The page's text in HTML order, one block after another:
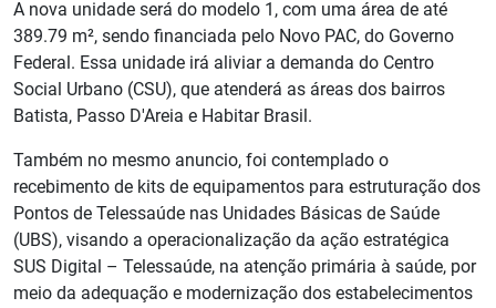
A nova unidade será do modelo 1, com uma área de até
389.79 m², sendo financiada pelo Novo PAC, do Governo
Federal. Essa unidade irá aliviar a demanda do Centro
Social Urbano (CSU), que atenderá as áreas dos bairros
Batista, Passo D'Areia e Habitar Brasil.
Também no mesmo anuncio, foi contemplado o
recebimento de kits de equipamentos para estruturação dos
Pontos de Telessaúde nas Unidades Básicas de Saúde
(UBS), visando a operacionalização da ação estratégica
SUS Digital – Telessaúde, na atenção primária à saúde, por
meio da adequação e modernização dos estabelecimentos